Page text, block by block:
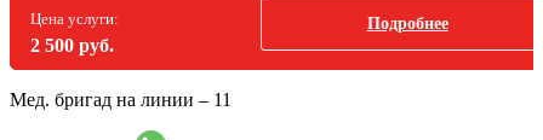
Цена услуги:
2 500 руб.
Подробнее
Мед. бригад на линии – 11